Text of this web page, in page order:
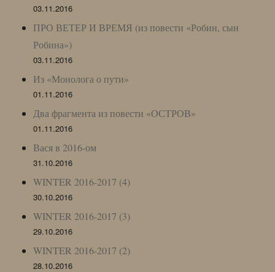
03.11.2016
ПРО ВЕТЕР И ВРЕМЯ (из повести «Робин, сын
Робина»)
03.11.2016
Из «Монолога о пути»
01.11.2016
Два фрагмента из повести «ОСТРОВ»
01.11.2016
Вася в 2016-ом
31.10.2016
WINTER 2016-2017 (4)
30.10.2016
WINTER 2016-2017 (3)
29.10.2016
WINTER 2016-2017 (2)
28.10.2016